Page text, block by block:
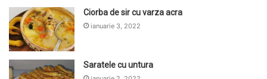
Ciorba de sir cu varza acra
ianuarie 3, 2022
Saratele cu untura